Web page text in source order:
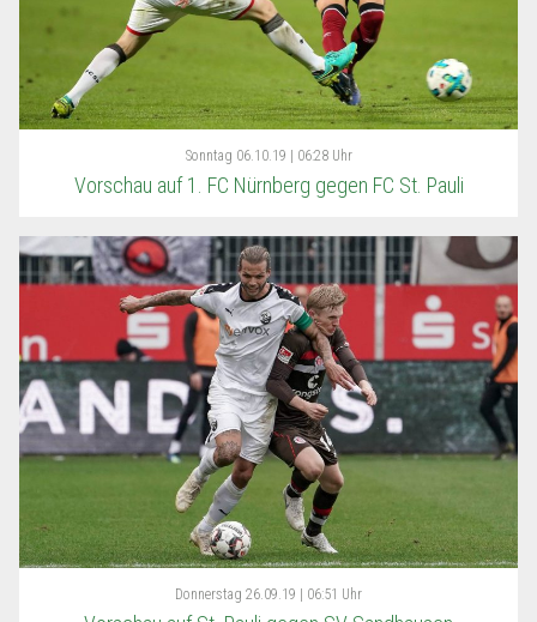
Sonntag 06.10.19 | 06:28 Uhr
Vorschau auf 1. FC Nürnberg gegen FC St. Pauli
Donnerstag 26.09.19 | 06:51 Uhr